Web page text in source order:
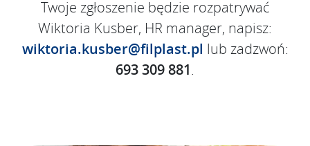
Twoje zgłoszenie będzie rozpatrywać
Wiktoria Kusber, HR manager, napisz:
wiktoria.kusber@filplast.pl lub zadzwoń:
693 309 881.